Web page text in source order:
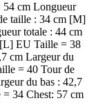
54 cm Longueur
taille : 34 cm [M]
totale : 44 cm
EU Taille = 38
cm Largeur du
= 40 Tour de
du bas : 42,7
34 Chest: 57 cm